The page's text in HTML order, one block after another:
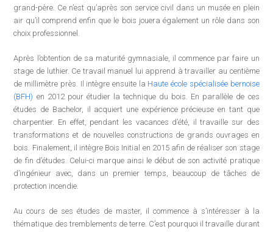
grand-père. Ce n’est qu’après son service civil dans un musée en plein
air qu’il comprend enfin que le bois jouera également un rôle dans son
choix professionnel.
Après l’obtention de sa maturité gymnasiale, il commence par faire un
stage de luthier. Ce travail manuel lui apprend à travailler au centième
de millimètre près. Il intègre ensuite la Haute école spécialisée bernoise
(BFH) en 2012 pour étudier la technique du bois. En parallèle de ces
études de Bachelor, il acquiert une expérience précieuse en tant que
charpentier. En effet, pendant les vacances d’été, il travaille sur des
transformations et de nouvelles constructions de grands ouvrages en
bois. Finalement, il intègre Bois Initial en 2015 afin de réaliser son stage
de fin d’études. Celui-ci marque ainsi le début de son activité pratique
d’ingénieur avec, dans un premier temps, beaucoup de tâches de
protection incendie.
Au cours de ses études de master, il commence à s’intéresser à la
thématique des tremblements de terre. C’est pourquoi il travaille durant